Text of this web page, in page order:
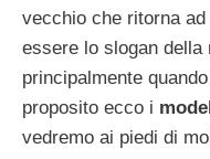
vecchio che ritorna
essere lo slogan della
principalmente
proposito ecco i
vedremo ai piedi di